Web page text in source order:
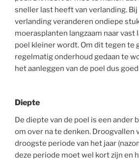
sneller last heeft van verlanding.
verlanding veranderen ondiepe
moerasplanten langzaam naar vast
poel kleiner wordt. Om dit tegen te
regelmatig onderhoud gedaan te
het aanleggen van de poel dus
Diepte
De diepte van de poel is een ander
om over na te denken. Droogvallen
droogste periode van het jaar
deze periode moet wel kort zijn en